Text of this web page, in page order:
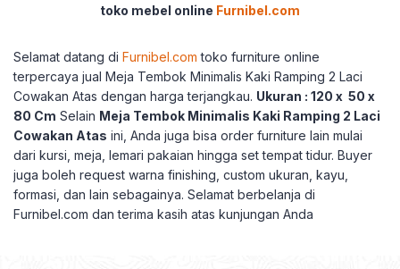
toko mebel online Furnibel.com
Selamat datang di Furnibel.com toko furniture online
terpercaya jual Meja Tembok Minimalis Kaki Ramping 2 Laci
Cowakan Atas dengan harga terjangkau. Ukuran : 120 x 50 x
80 Cm Selain Meja Tembok Minimalis Kaki Ramping 2 Laci
Cowakan Atas ini, Anda juga bisa order furniture lain mulai
dari kursi, meja, lemari pakaian hingga set tempat tidur. Buyer
juga boleh request warna finishing, custom ukuran, kayu,
formasi, dan lain sebagainya. Selamat berbelanja di
Furnibel.com dan terima kasih atas kunjungan Anda